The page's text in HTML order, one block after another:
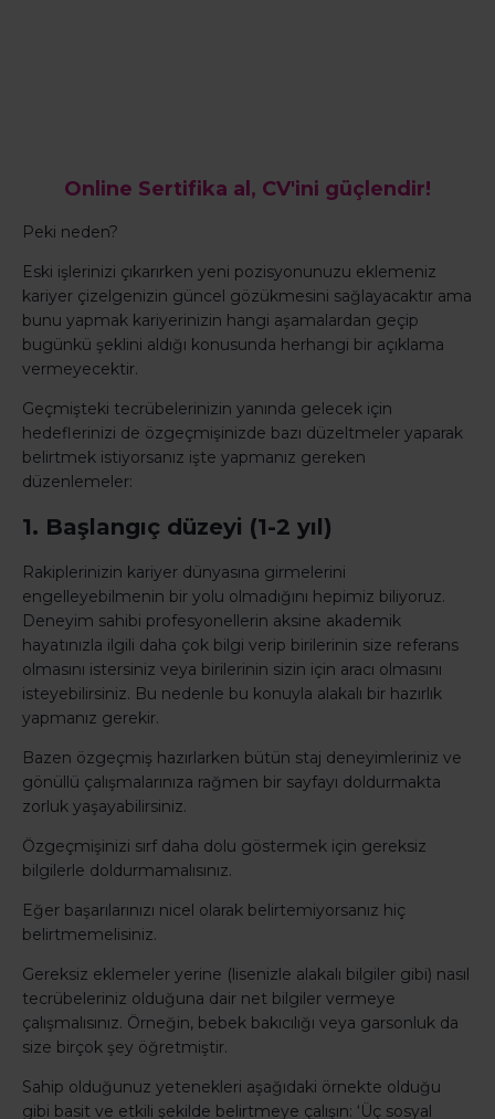
Online Sertifika al, CV'ini güçlendir!
Peki neden?
Eski işlerinizi çıkarırken yeni pozisyonunuzu eklemeniz
kariyer çizelgenizin güncel gözükmesini sağlayacaktır ama
bunu yapmak kariyerinizin hangi aşamalardan geçip
bugünkü şeklini aldığı konusunda herhangi bir açıklama
vermeyecektir.
Geçmişteki tecrübelerinizin yanında gelecek için
hedeflerinizi de özgeçmişinizde bazı düzeltmeler yaparak
belirtmek istiyorsanız işte yapmanız gereken
düzenlemeler:
1. Başlangıç düzeyi (1-2 yıl)
Rakiplerinizin kariyer dünyasına girmelerini
engelleyebilmenin bir yolu olmadığını hepimiz biliyoruz.
Deneyim sahibi profesyonellerin aksine akademik
hayatınızla ilgili daha çok bilgi verip birilerinin size referans
olmasını istersiniz veya birilerinin sizin için aracı olmasını
isteyebilirsiniz. Bu nedenle bu konuyla alakalı bir hazırlık
yapmanız gerekir.
Bazen özgeçmiş hazırlarken bütün staj deneyimleriniz ve
gönüllü çalışmalarınıza rağmen bir sayfayı doldurmakta
zorluk yaşayabilirsiniz.
Özgeçmişinizi sırf daha dolu göstermek için gereksiz
bilgilerle doldurmamalısınız.
Eğer başarılarınızı nicel olarak belirtemiyorsanız hiç
belirtmemelisiniz.
Gereksiz eklemeler yerine (lisenizle alakalı bilgiler gibi) nasıl
tecrübeleriniz olduğuna dair net bilgiler vermeye
çalışmalısınız. Örneğin, bebek bakıcılığı veya garsonluk da
size birçok şey öğretmiştir.
Sahip olduğunuz yetenekleri aşağıdaki örnekte olduğu
gibi basit ve etkili şekilde belirtmeye çalışın: ‘Üç sosyal